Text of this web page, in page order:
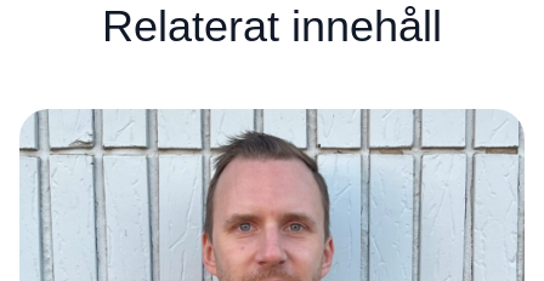
Relaterat innehåll